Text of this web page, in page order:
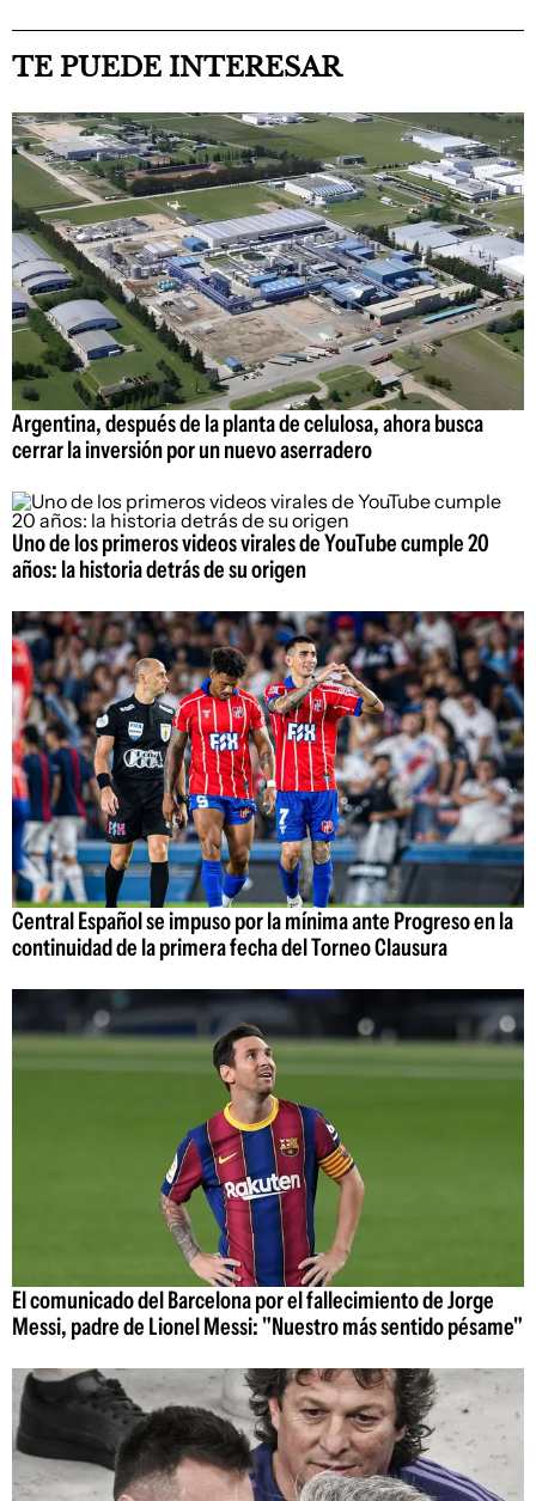
TE PUEDE INTERESAR
Argentina, después de la planta de celulosa, ahora busca
cerrar la inversión por un nuevo aserradero
Uno de los primeros videos virales de YouTube cumple 20
años: la historia detrás de su origen
Central Español se impuso por la mínima ante Progreso en la
continuidad de la primera fecha del Torneo Clausura
El comunicado del Barcelona por el fallecimiento de Jorge
Messi, padre de Lionel Messi: "Nuestro más sentido pésame"